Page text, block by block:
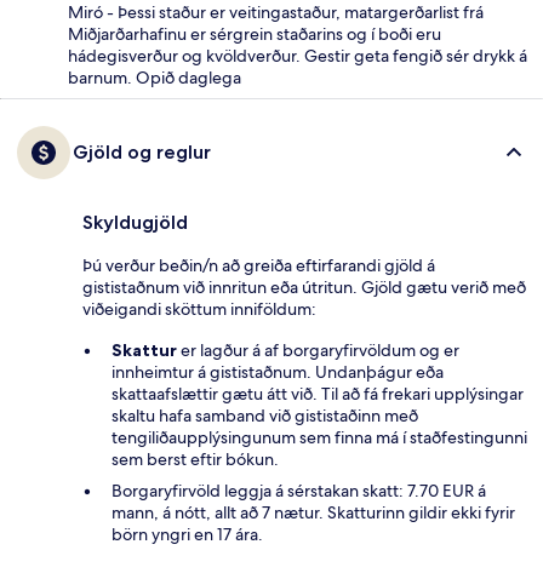
Miró - Þessi staður er veitingastaður, matargerðarlist frá
Miðjarðarhafinu er sérgrein staðarins og í boði eru
hádegisverður og kvöldverður. Gestir geta fengið sér drykk á
barnum. Opið daglega
Gjöld og reglur
Skyldugjöld
Þú verður beðin/n að greiða eftirfarandi gjöld á
gististaðnum við innritun eða útritun. Gjöld gætu verið með
viðeigandi sköttum inniföldum:
Skatturer lagður á af borgaryfirvöldum og er
innheimtur á gististaðnum. Undanþágur eða
skattaafslættir gætu átt við. Til að fá frekari upplýsingar
skaltu hafa samband við gististaðinn með
tengiliðaupplýsingunum sem finna má í staðfestingunni
sem berst eftir bókun.
Borgaryfirvöld leggja á sérstakan skatt: 7.70 EUR á
mann, á nótt, allt að 7 nætur. Skatturinn gildir ekki fyrir
börn yngri en 17 ára.